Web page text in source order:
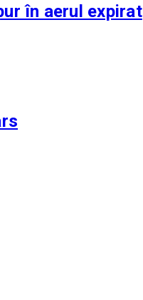
în aerul expirat